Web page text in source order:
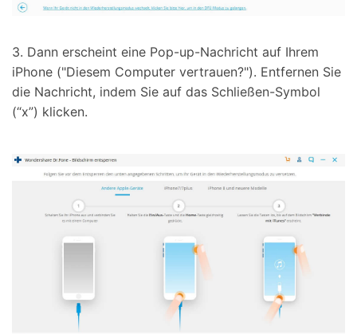
3. Dann erscheint eine Pop-up-Nachricht auf Ihrem
iPhone ("Diesem Computer vertrauen?"). Entfernen Sie
die Nachricht, indem Sie auf das Schließen-Symbol
(“x”) klicken.